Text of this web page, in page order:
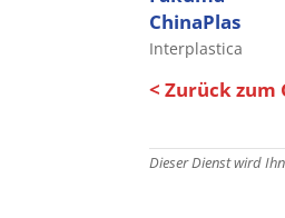
ChinaPlas
Interplastica
< Zurück zum
Dieser Dienst wird